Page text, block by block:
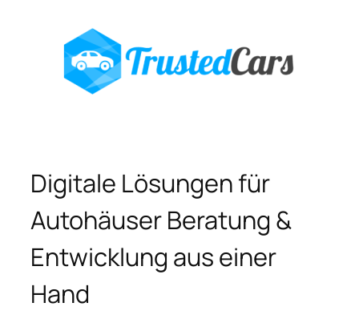
Digitale Lösungen für
Autohäuser Beratung &
Entwicklung aus einer
Hand